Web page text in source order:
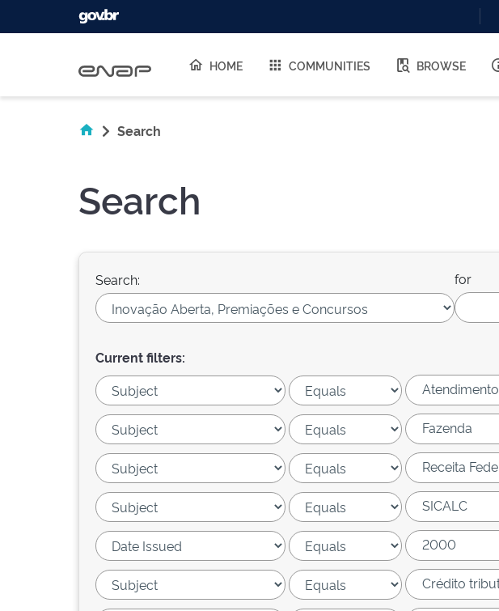
HOME COMMUNITIES BROWSE
Search
Search
Search: for
Current filters: